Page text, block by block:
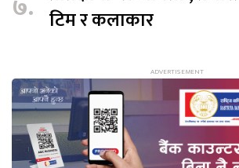
७. टिम र कलाकार